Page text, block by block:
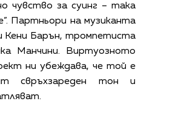
чувство за суинг – така
Партньори на музиканта
Кени Барън, тромпетиста
Манчини. Виртуозното
ни убеждава, че той е
свръхзареден тон и